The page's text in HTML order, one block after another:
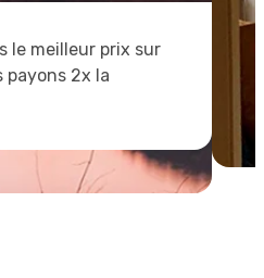
le meilleur prix sur
payons 2x la